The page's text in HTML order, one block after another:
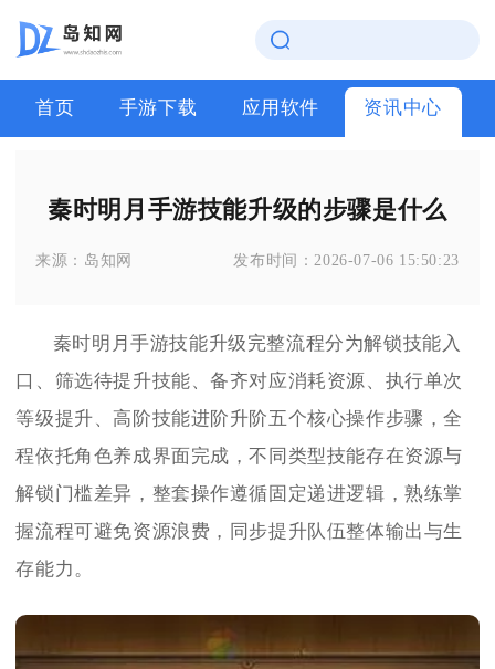
首页 手游下载 应用软件 资讯中心
秦时明月手游技能升级的步骤是什么
来源： 岛知网 发布时间： 2026-07-06 15:50:23
秦时明月手游技能升级完整流程分为解锁技能入
口、筛选待提升技能、备齐对应消耗资源、执行单次
等级提升、高阶技能进阶升阶五个核心操作步骤，全
程依托角色养成界面完成，不同类型技能存在资源与
解锁门槛差异，整套操作遵循固定递进逻辑，熟练掌
握流程可避免资源浪费，同步提升队伍整体输出与生
存能力。